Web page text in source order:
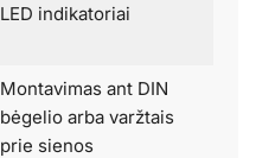
LED indikatoriai
Montavimas ant DIN
bėgelio arba varžtais
prie sienos